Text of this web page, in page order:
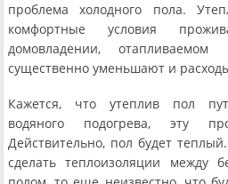
проблема холодного пола.
комфортные условия
домовладении,
существенно уменьшают и
Кажется, что утеплив пол
водяного подогрева, эту
Действительно, пол будет
сделать теплоизоляции между